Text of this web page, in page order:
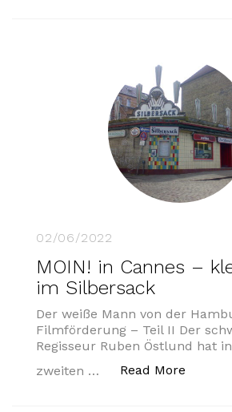
02/06/2022
MOIN! in Cannes –
im Silbersack
Der weiße Mann von der
Filmförderung – Teil II Der
Regisseur Ruben Östlund hat
zweiten …
Read More